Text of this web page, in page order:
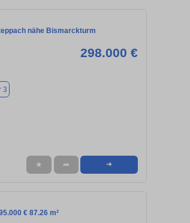
nähe Bismarckturm
298.000 €
3
★ ➦ ➜
€ 87.26 m²